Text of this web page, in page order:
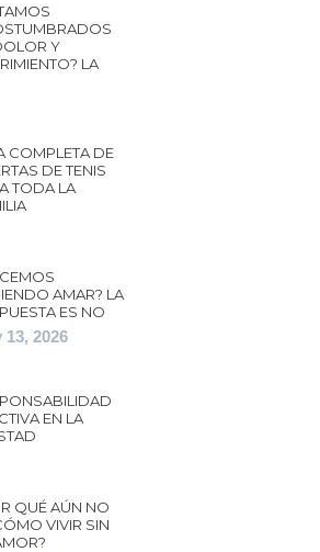
Y
LA
COMPLETA DE
DE TENIS
TODA LA
AMAR? LA
ES NO
13, 2026
EN LA
QUÉ AÚN NO
VIVIR SIN